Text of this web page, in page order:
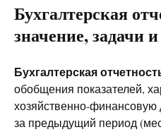
Бухгалтерская
значение, задачи
Бухгалтерская
обобщения показателей,
хозяйственно-финансовую
за предыдущий период